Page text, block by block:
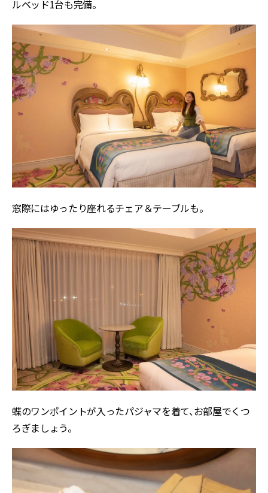
ルベッド1台も完備。
窓際にはゆったり座れるチェア＆テーブルも。
蝶のワンポイントが入ったパジャマを着て、お部屋でくつ
ろぎましょう。